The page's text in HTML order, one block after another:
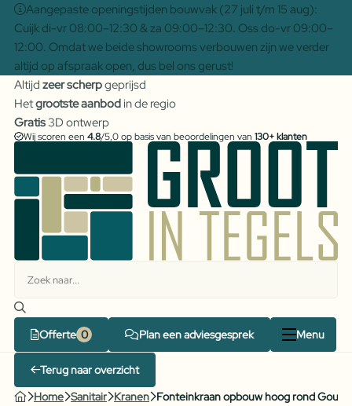
Aangepaste openingstijden bouwvak (27 juli t/m 15 aug):
Cuijk di-vr 08:00–12:30 & za 09:00–12:30. Oss do-vr 09:00–
12:00. Omdat we beide showrooms verbouwen zijn we verder
altijd op afspraak open, dus bel ons gerust!
Altijd zeer scherpgeprijsd
Hetgrootste aanbodin de regio
Gratis3D ontwerp
Wij scoren een 4.8/5,0 op basis van beoordelingen van 130+ klanten
Offerte Plan een adviesgesprek Menu
Terug naar overzicht
Home Sanitair Kranen Fonteinkraan opbouw hoog rond